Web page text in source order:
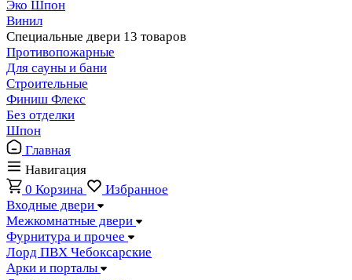
Эко Шпон
Винил
Специальные двери 13 товаров
Противопожарные
Для сауны и бани
Строительные
Финиш Флекс
Без отделки
Шпон
Главная
Навигация
0 Корзина
Избранное
Входные двери
Межкомнатные двери
Фурнитура и прочее
Лорд ПВХ Чебоксарские
Арки и порталы